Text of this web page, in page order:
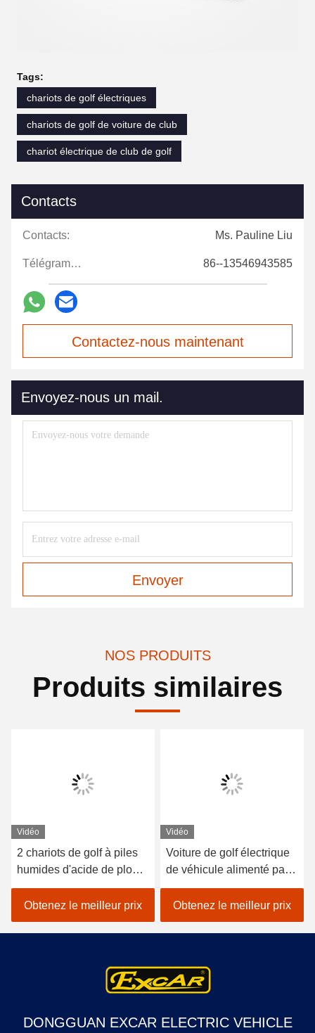
Tags:
chariots de golf électriques
chariots de golf de voiture de club
chariot électrique de club de golf
Contacts
Contacts: Ms. Pauline Liu
Télégramme: 86--13546943585
Contactez-nous maintenant
Envoyez-nous un mail.
Envoyer
NOS PRODUITS
Produits similaires
Vidéo
2 chariots de golf à piles
humides d'acide de plomb
de sièges/golf avec des
erreurs électrique de
voiture
Obtenez le meilleur prix
Vidéo
Voiture de golf électrique
de véhicule alimenté par
batterie au lithium 48V
EXCAR A1S6 + 2 blanc
Obtenez le meilleur prix
DONGGUAN EXCAR ELECTRIC VEHICLE